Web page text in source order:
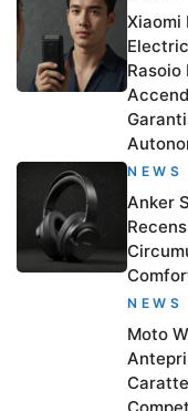
Xiaomi
NEWS
Anker
NEWS
Moto